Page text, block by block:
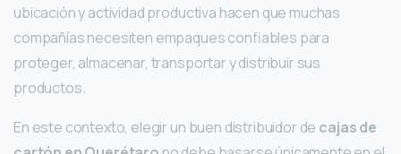
ubicación y actividad productiva hacen que muchas
compañías necesiten empaques confiables para
proteger, almacenar, transportar y distribuir sus
productos.
En este contexto, elegir un buen distribuidor de cajas de